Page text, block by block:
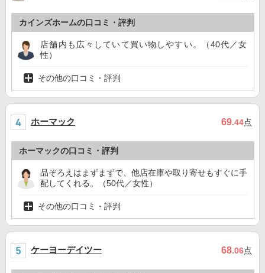
カインズホームの口コミ・評判
店舗内も広々していて買い物しやすい。（40代／女
性）
その他の口コミ・評判
ホーマック 69.44点
ホーマックの口コミ・評判
品ぞろえはまずまずで、他店在庫や取り寄せもすぐに手
配してくれる。（50代／女性）
その他の口コミ・評判
ケーヨーデイツー 68.06点